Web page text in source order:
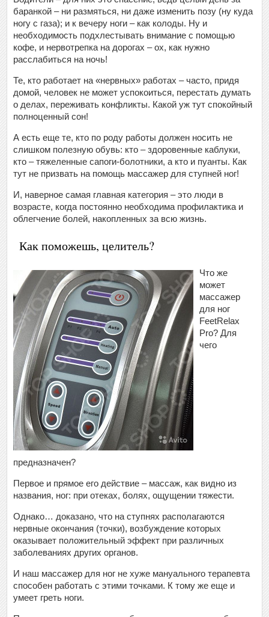
баранкой – ни размяться, ни даже изменить позу (ну куда
ногу с газа); и к вечеру ноги – как колоды. Ну и
необходимость подхлестывать внимание с помощью
кофе, и нервотрепка на дорогах – ох, как нужно
расслабиться на ночь!
Те, кто работает на «нервных» работах – часто, придя
домой, человек не может успокоиться, перестать думать
о делах, переживать конфликты. Какой уж тут спокойный
полноценный сон!
А есть еще те, кто по роду работы должен носить не
слишком полезную обувь: кто – здоровенные каблуки,
кто – тяжеленные сапоги-болотники, а кто и пуанты. Как
тут не призвать на помощь массажер для ступней ног!
И, наверное самая главная категория – это люди в
возрасте, когда постоянно необходима профилактика и
облегчение болей, накопленных за всю жизнь.
Как поможешь, целитель?
Что же
может
массажер
для ног
FeetRelax
Pro? Для
чего
предназначен?
Первое и прямое его действие – массаж, как видно из
названия, ног: при отеках, болях, ощущении тяжести.
Однако… доказано, что на ступнях располагаются
нервные окончания (точки), возбуждение которых
оказывает положительный эффект при различных
заболеваниях других органов.
И наш массажер для ног не хуже мануального терапевта
способен работать с этими точками. К тому же еще и
умеет греть ноги.